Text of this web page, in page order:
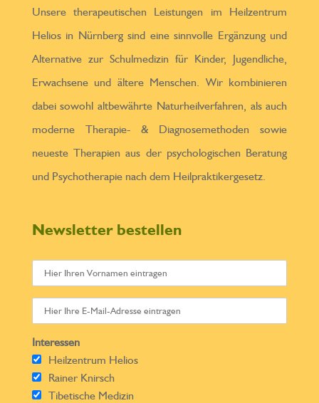
Unsere therapeutischen Leistungen im Heilzentrum
Helios in Nürnberg sind eine sinnvolle Ergänzung und
Alternative zur Schulmedizin für Kinder, Jugendliche,
Erwachsene und ältere Menschen. Wir kombinieren
dabei sowohl altbewährte Naturheilverfahren, als auch
moderne Therapie- & Diagnosemethoden sowie
neueste Therapien aus der psychologischen Beratung
und Psychotherapie nach dem Heilpraktikergesetz.
Newsletter bestellen
Interessen
Heilzentrum Helios
Rainer Knirsch
Tibetische Medizin